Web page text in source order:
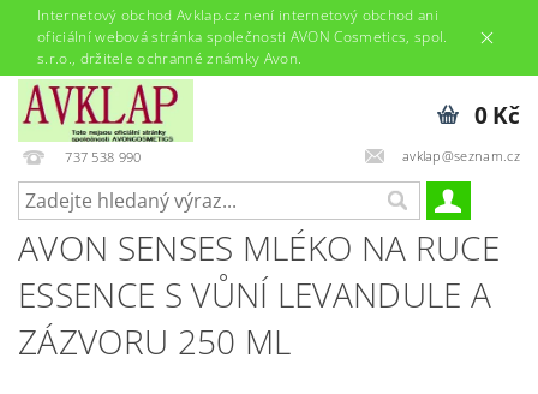
Internetový obchod Avklap.cz není internetový obchod ani
oficiální webová stránka společnosti AVON Cosmetics, spol.
s.r.o., držitele ochranné známky Avon.
737 538 990 avklap@seznam.cz
0 Kč
AVON SENSES MLÉKO NA RUCE
ESSENCE S VŮNÍ LEVANDULE A
ZÁZVORU 250 ML